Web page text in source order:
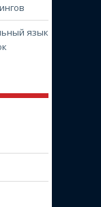
язык